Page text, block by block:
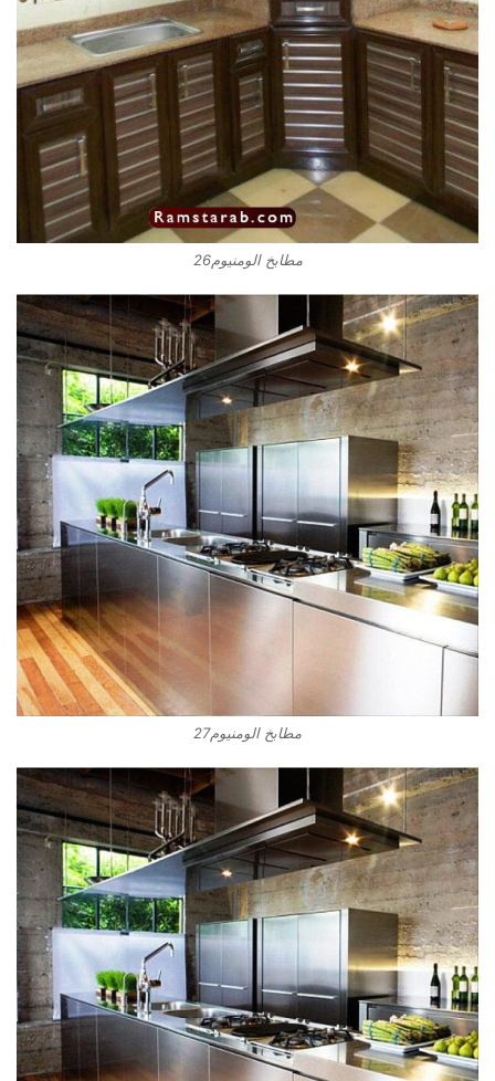
مطابخ الومنيوم26
مطابخ الومنيوم27